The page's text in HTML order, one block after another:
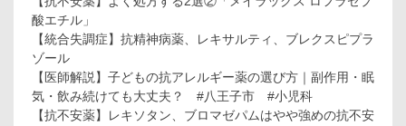
酸エチル」
【統合失調症】抗精神病薬、レキサルティ、ブレクスピプラ
ゾール
【医師解説】子どもの抗アレルギー薬の選び方｜副作用・眠
気・飲み続けても大丈夫？ #八王子市 #小児科
【抗不安薬】レキソタン、ブロマゼパムはやや強めの抗不安